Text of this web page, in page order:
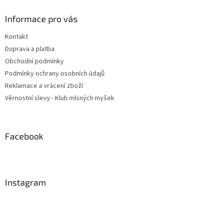
Informace pro vás
Kontakt
Doprava a platba
Obchodní podmínky
Podmínky ochrany osobních údajů
Reklamace a vrácení zboží
Věrnostní slevy - Klub mlsných myšek
Facebook
Instagram